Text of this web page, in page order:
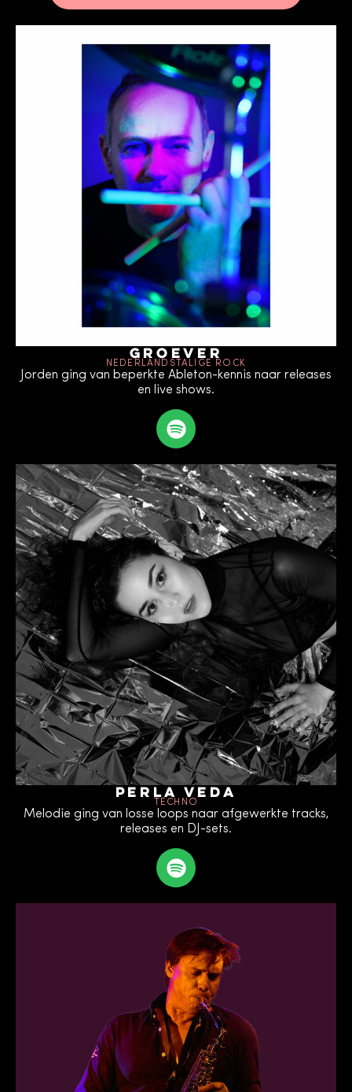
Groever
NEDERLANDSTALIGE ROCK
Jorden ging van beperkte Ableton-kennis naar releases
en live shows.
Perla Veda
TECHNO
Melodie ging van losse loops naar afgewerkte tracks,
releases en DJ-sets.